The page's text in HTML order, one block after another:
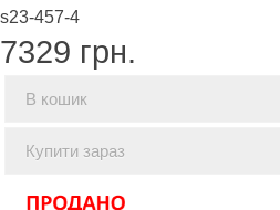
s23-457-4
7329 грн.
В кошик
Купити зараз